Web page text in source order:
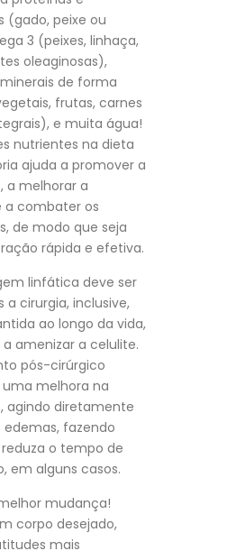
(gado, peixe ou
3 (peixes, linhaça,
oleaginosas),
de forma
frutas, carnes
e muita água!
nutrientes na dieta
ajuda a promover a
a melhorar a
a combater os
de modo que seja
rápida e efetiva.
linfática deve ser
a cirurgia, inclusive,
ao longo da vida,
amenizar a celulite.
pós-cirúrgico
melhora na
agindo diretamente
edemas, fazendo
o tempo de
em alguns casos.
mudança!
corpo desejado,
mais